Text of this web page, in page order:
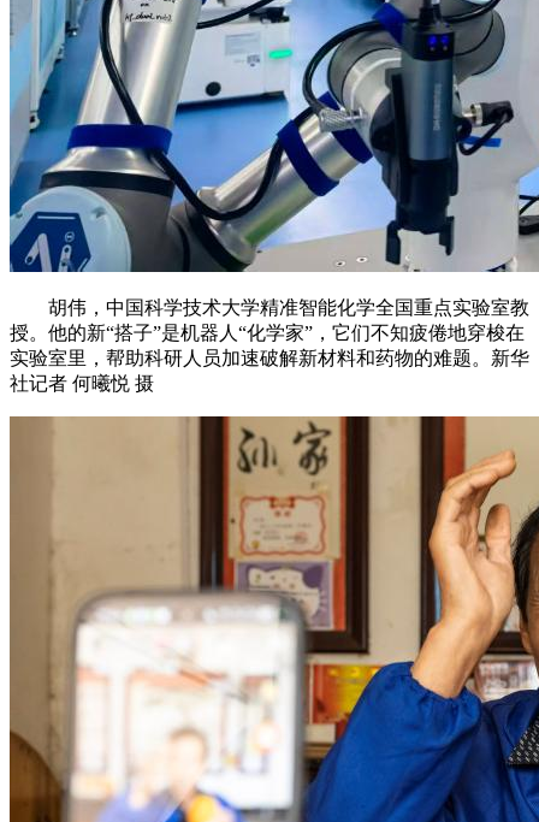
胡伟，中国科学技术大学精准智能化学全国重点实验室教
授。他的新“搭子”是机器人“化学家”，它们不知疲倦地穿梭在
实验室里，帮助科研人员加速破解新材料和药物的难题。新华
社记者 何曦悦 摄